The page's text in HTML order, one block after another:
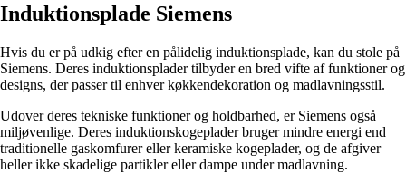
Induktionsplade Siemens
Hvis du er på udkig efter en pålidelig induktionsplade, kan du stole på
Siemens. Deres induktionsplader tilbyder en bred vifte af funktioner og
designs, der passer til enhver køkkendekoration og madlavningsstil.
Udover deres tekniske funktioner og holdbarhed, er Siemens også
miljøvenlige. Deres induktionskogeplader bruger mindre energi end
traditionelle gaskomfurer eller keramiske kogeplader, og de afgiver
heller ikke skadelige partikler eller dampe under madlavning.